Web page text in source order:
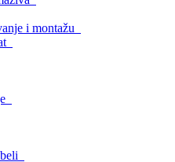
i montažu